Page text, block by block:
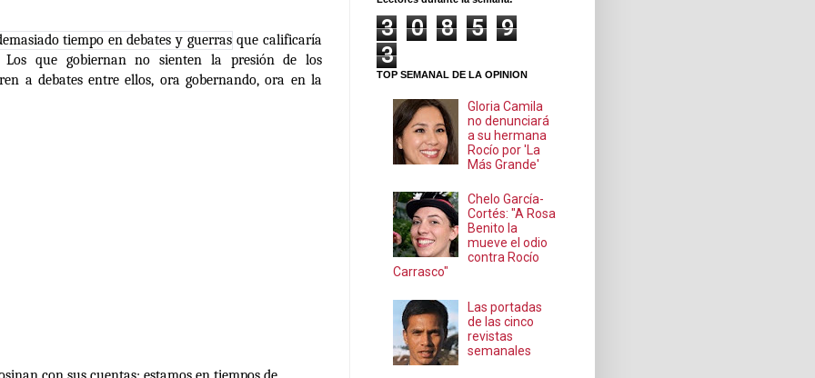
tiempo en debates y guerras que calificaría
Los que gobiernan no sienten la presión de los
a debates entre ellos, ora gobernando, ora en la
3 0 8 5
9
3
TOP SEMANAL DE LA OPINION
Gloria Camila
no denunciará
a su hermana
Rocío por 'La
Más Grande'
Chelo García-
Cortés: "A Rosa
Benito la
mueve el odio
contra Rocío
Carrasco"
Las portadas
de las cinco
revistas
semanales